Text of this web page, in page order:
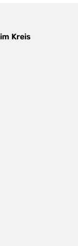
Kreis